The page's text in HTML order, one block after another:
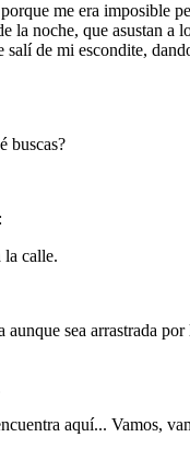
me era imposible
noche, que asustan
de mi escondite,
buscas?
calle.
sea arrastrada por
aquí... Vamos,